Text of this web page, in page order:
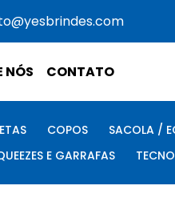
NÓS CONTATO
COPOS SACOLA /
E GARRAFAS